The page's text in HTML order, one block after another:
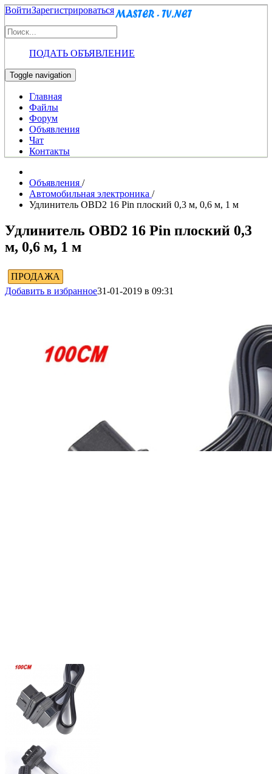
ВойтиЗарегистрироваться
ПОДАТЬ ОБЪЯВЛЕНИЕ
Toggle navigation
Главная
Файлы
Форум
Объявления
Чат
Контакты
Объявления /
Автомобильная электроника /
Удлинитель OBD2 16 Pin плоский 0,3 м, 0,6 м, 1 м
Удлинитель OBD2 16 Pin плоский 0,3
м, 0,6 м, 1 м
ПРОДАЖА
Добавить в избранное31-01-2019 в 09:31